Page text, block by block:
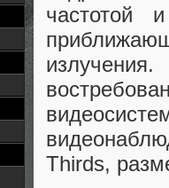
частотой
Thirds,